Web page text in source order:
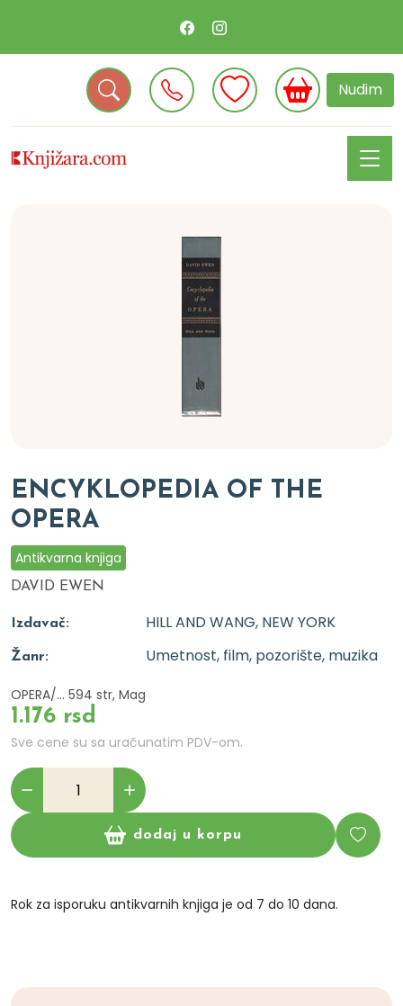
Nudim
ENCYKLOPEDIA OF THE
OPERA
Antikvarna knjiga
DAVID EWEN
Izdavač: HILL AND WANG, NEW YORK
Žanr: Umetnost, film, pozorište, muzika
OPERA/... 594 str, Mag
1.176 rsd
Sve cene su sa uračunatim PDV-om.
dodaj u korpu
Rok za isporuku antikvarnih knjiga je od 7 do 10 dana.